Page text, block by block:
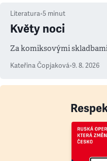
Literatura•5 minut
Květy noci
Za komiksovými
Kateřina Čopjaková•9. 8. 2026